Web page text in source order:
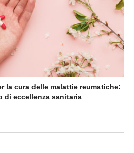
la cura delle malattie reumatiche:
di eccellenza sanitaria